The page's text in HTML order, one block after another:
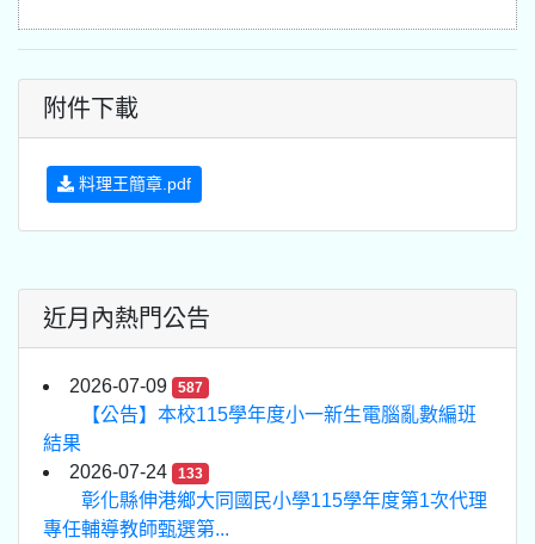
附件下載
料理王簡章.pdf
近月內熱門公告
2026-07-09 587
【公告】本校115學年度小一新生電腦亂數編班
結果
2026-07-24
133
彰化縣伸港鄉大同國民小學115學年度第1次代理
專任輔導教師甄選第...